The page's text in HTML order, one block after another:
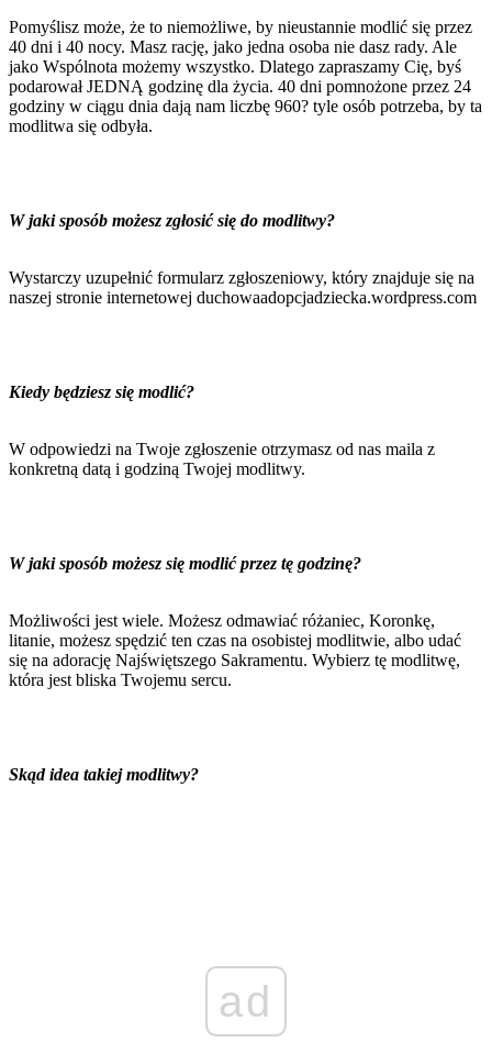
Pomyślisz może, że to niemożliwe, by nieustannie modlić się przez
40 dni i 40 nocy. Masz rację, jako jedna osoba nie dasz rady. Ale
jako Wspólnota możemy wszystko. Dlatego zapraszamy Cię, byś
podarował JEDNĄ godzinę dla życia. 40 dni pomnożone przez 24
godziny w ciągu dnia dają nam liczbę 960? tyle osób potrzeba, by ta
modlitwa się odbyła.
W jaki sposób możesz zgłosić się do modlitwy?
Wystarczy uzupełnić formularz zgłoszeniowy, który znajduje się na
naszej stronie internetowej duchowaadopcjadziecka.wordpress.com
Kiedy będziesz się modlić?
W odpowiedzi na Twoje zgłoszenie otrzymasz od nas maila z
konkretną datą i godziną Twojej modlitwy.
W jaki sposób możesz się modlić przez tę godzinę?
Możliwości jest wiele. Możesz odmawiać różaniec, Koronkę,
litanie, możesz spędzić ten czas na osobistej modlitwie, albo udać
się na adorację Najświętszego Sakramentu. Wybierz tę modlitwę,
która jest bliska Twojemu sercu.
Skąd idea takiej modlitwy?
ad